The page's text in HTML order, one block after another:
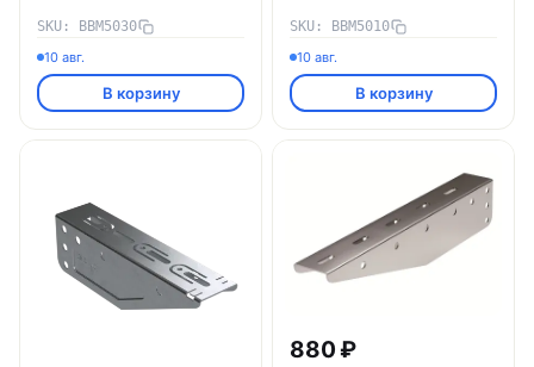
SKU: BBM5030
10 авг.
В корзину
SKU: BBM5010
10 авг.
В корзину
880 ₽